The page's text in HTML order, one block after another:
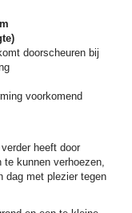
doorscheuren bij
voorkomend
verder heeft door
kunnen verhoezen,
dag met plezier tegen